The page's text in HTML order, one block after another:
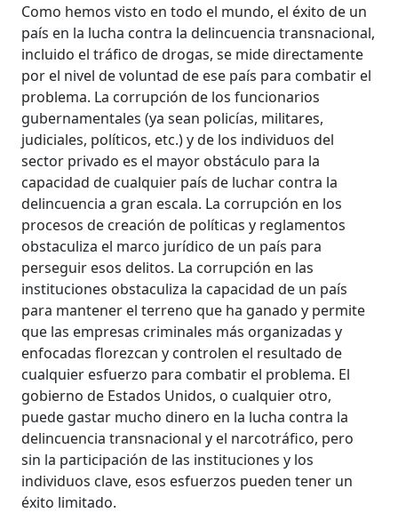
Como hemos visto en todo el mundo, el éxito de un
país en la lucha contra la delincuencia transnacional,
incluido el tráfico de drogas, se mide directamente
por el nivel de voluntad de ese país para combatir el
problema. La corrupción de los funcionarios
gubernamentales (ya sean policías, militares,
judiciales, políticos, etc.) y de los individuos del
sector privado es el mayor obstáculo para la
capacidad de cualquier país de luchar contra la
delincuencia a gran escala. La corrupción en los
procesos de creación de políticas y reglamentos
obstaculiza el marco jurídico de un país para
perseguir esos delitos. La corrupción en las
instituciones obstaculiza la capacidad de un país
para mantener el terreno que ha ganado y permite
que las empresas criminales más organizadas y
enfocadas florezcan y controlen el resultado de
cualquier esfuerzo para combatir el problema. El
gobierno de Estados Unidos, o cualquier otro,
puede gastar mucho dinero en la lucha contra la
delincuencia transnacional y el narcotráfico, pero
sin la participación de las instituciones y los
individuos clave, esos esfuerzos pueden tener un
éxito limitado.